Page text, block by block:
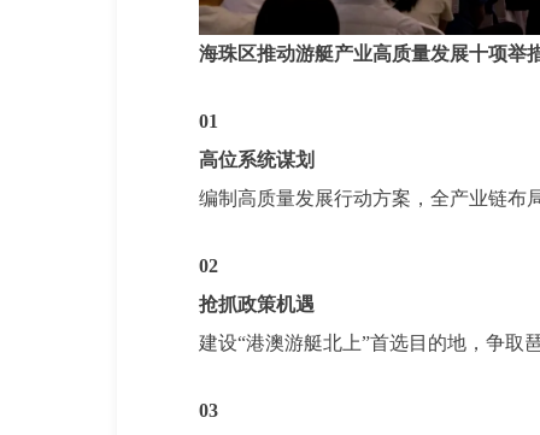
海珠区推动游艇产业高质量发展十项举
01
高位系统谋划
编制高质量发展行动方案，全产业链布
02
抢抓政策机遇
建设“港澳游艇北上”首选目的地，争取
03